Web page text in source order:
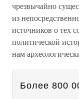
чрезвычайно
из
источников о тех
политической
нам
Более 800